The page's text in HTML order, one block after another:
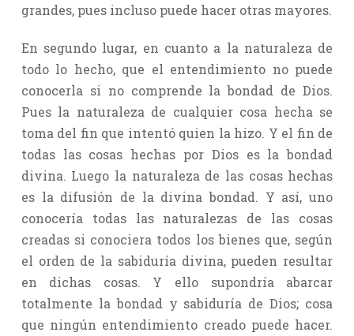
grandes, pues incluso puede hacer otras mayores.
En segundo lugar, en cuanto a la naturaleza de
todo lo hecho, que el entendimiento no puede
conocerla si no comprende la bondad de Dios.
Pues la naturaleza de cualquier cosa hecha se
toma del fin que intentó quien la hizo. Y el fin de
todas las cosas hechas por Dios es la bondad
divina. Luego la naturaleza de las cosas hechas
es la difusión de la divina bondad. Y así, uno
conocería todas las naturalezas de las cosas
creadas si conociera todos los bienes que, según
el orden de la sabiduría divina, pueden resultar
en dichas cosas. Y ello supondría abarcar
totalmente la bondad y sabiduría de Dios; cosa
que ningún entendimiento creado puede hacer.